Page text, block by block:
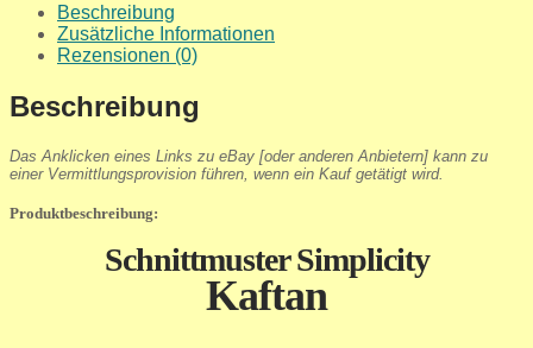
Beschreibung
Zusätzliche Informationen
Rezensionen (0)
Beschreibung
Das Anklicken eines Links zu eBay [oder anderen Anbietern] kann zu
einer Vermittlungsprovision führen, wenn ein Kauf getätigt wird.
Produktbeschreibung:
Schnittmuster Simplicity
Kaftan